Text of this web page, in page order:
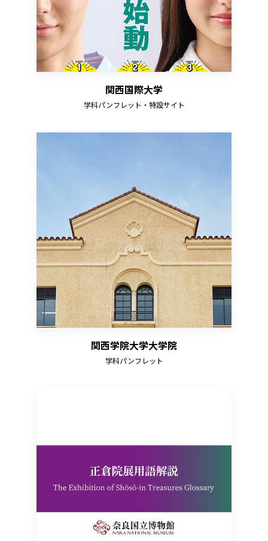
関西国際大学
学科パンフレット・特設サイト
関西学院大学大学院
学科パンフレット